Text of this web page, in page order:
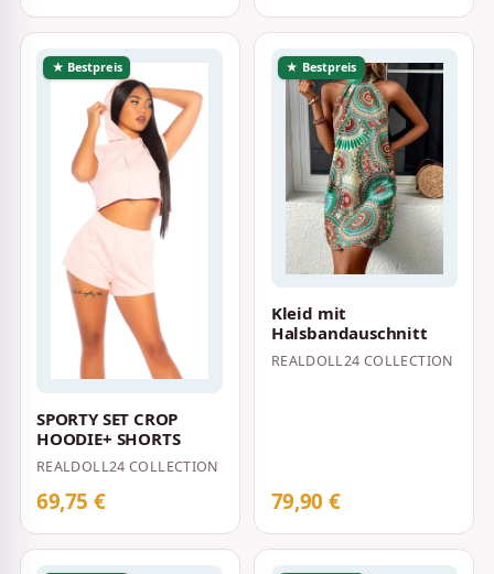
★ Bestpreis
SPORTY SET CROP
HOODIE+ SHORTS
REALDOLL24 COLLECTION
69,75 €
★ Bestpreis
Kleid mit
Halsbandauschnitt
REALDOLL24 COLLECTION
79,90 €